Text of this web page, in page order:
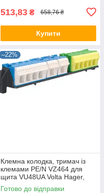
513,83 ₴ 658,76 ₴
Купити
–22%
Клемна колодка, тримач із
клемами PE/N VZ464 для
щита VU48UA Volta Hager,
для щита Хагер, боксу, шафи
Готово до відправки